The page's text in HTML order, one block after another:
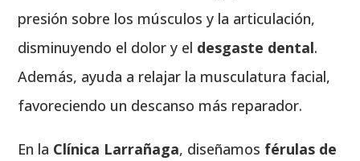
presión sobre los músculos y la articulación,
disminuyendo el dolor y el desgaste dental.
Además, ayuda a relajar la musculatura facial,
favoreciendo un descanso más reparador.
En la Clínica Larrañaga, diseñamos férulas de